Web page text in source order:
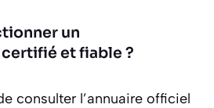
un
et fiable ?
consulter l’annuaire officiel